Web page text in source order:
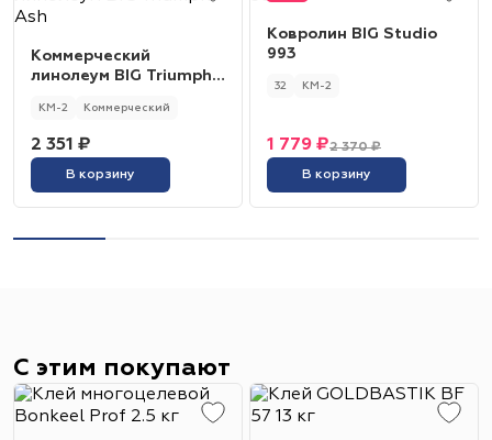
Коммерческий
линолеум BIG Triumph
КМ-2 Коммерческий
2 351 ₽
В корзину
Ковролин BIG Studio
993
32 КМ-2
2 370 ₽
1 779 ₽
В корзину
С этим покупают